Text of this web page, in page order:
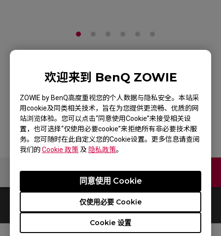
欢迎来到 BenQ ZOWIE
ZOWIE by BenQ高度重视您的个人数据与隐私安全。本站采
用cookie及同类相关技术，旨在为您提供更流畅、优质的网
站浏览体验。您可以点击“同意使用Cookie”来接受相关设
置，也可选择“仅使用必要cookie”来拒绝所有非必要技术服
务。您可随时在此自定义您的Cookie设置。更多信息请查阅
我们的Cookie 政策 及 隐私政策。
Cookie 设置
仅使用必要 Cookie
同意使用 Cookie
ZOWIE G-SR-SE 萃 II
电竞鼠标垫
产品页
联络我们